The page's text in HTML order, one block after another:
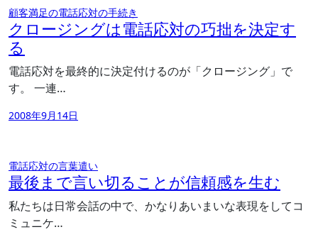
顧客満足の電話応対の手続き
クロージングは電話応対の巧拙を決定す
る
電話応対を最終的に決定付けるのが「クロージング」で
す。 一連…
2008年9月14日
電話応対の言葉遣い
最後まで言い切ることが信頼感を生む
私たちは日常会話の中で、かなりあいまいな表現をしてコ
ミュニケ…